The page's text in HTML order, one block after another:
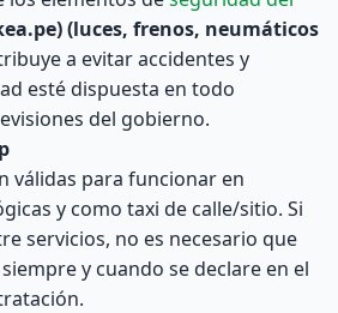
(luces, frenos, neumáticos
a evitar accidentes y
esté dispuesta en todo
del gobierno.
válidas para funcionar en
y como taxi de calle/sitio. Si
servicios, no es necesario que
y cuando se declare en el